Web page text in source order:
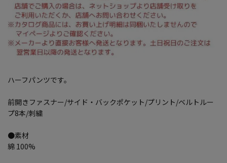
ハーフパンツです。
前開きファスナー/サイド・バックポケット/プリント/ベルトルー
プ8本/刺繍
●素材
綿 100%